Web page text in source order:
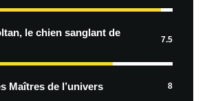
le chien sanglant de
7.5
Maîtres de l’univers 8